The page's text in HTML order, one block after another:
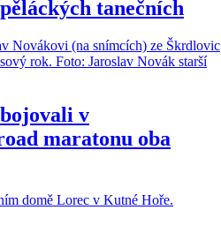
tanečních
v
maratonu oba